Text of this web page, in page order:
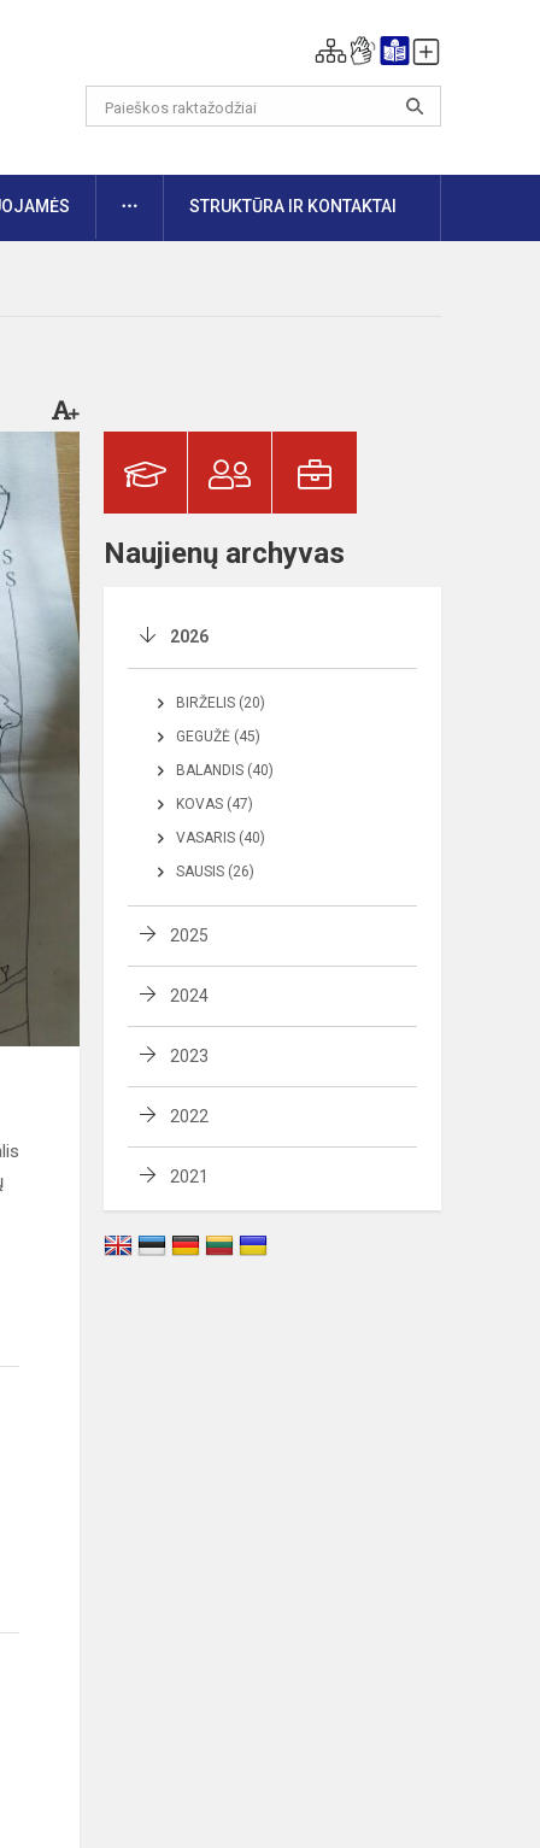
DAUGIAUSTRUKTŪRA IR KONTAKTAI
Naujienų archyvas
2026
BIRŽELIS (20)
GEGUŽĖ (45)
BALANDIS (40)
KOVAS (47)
VASARIS (40)
SAUSIS (26)
2025
2024
2023
2022
2021